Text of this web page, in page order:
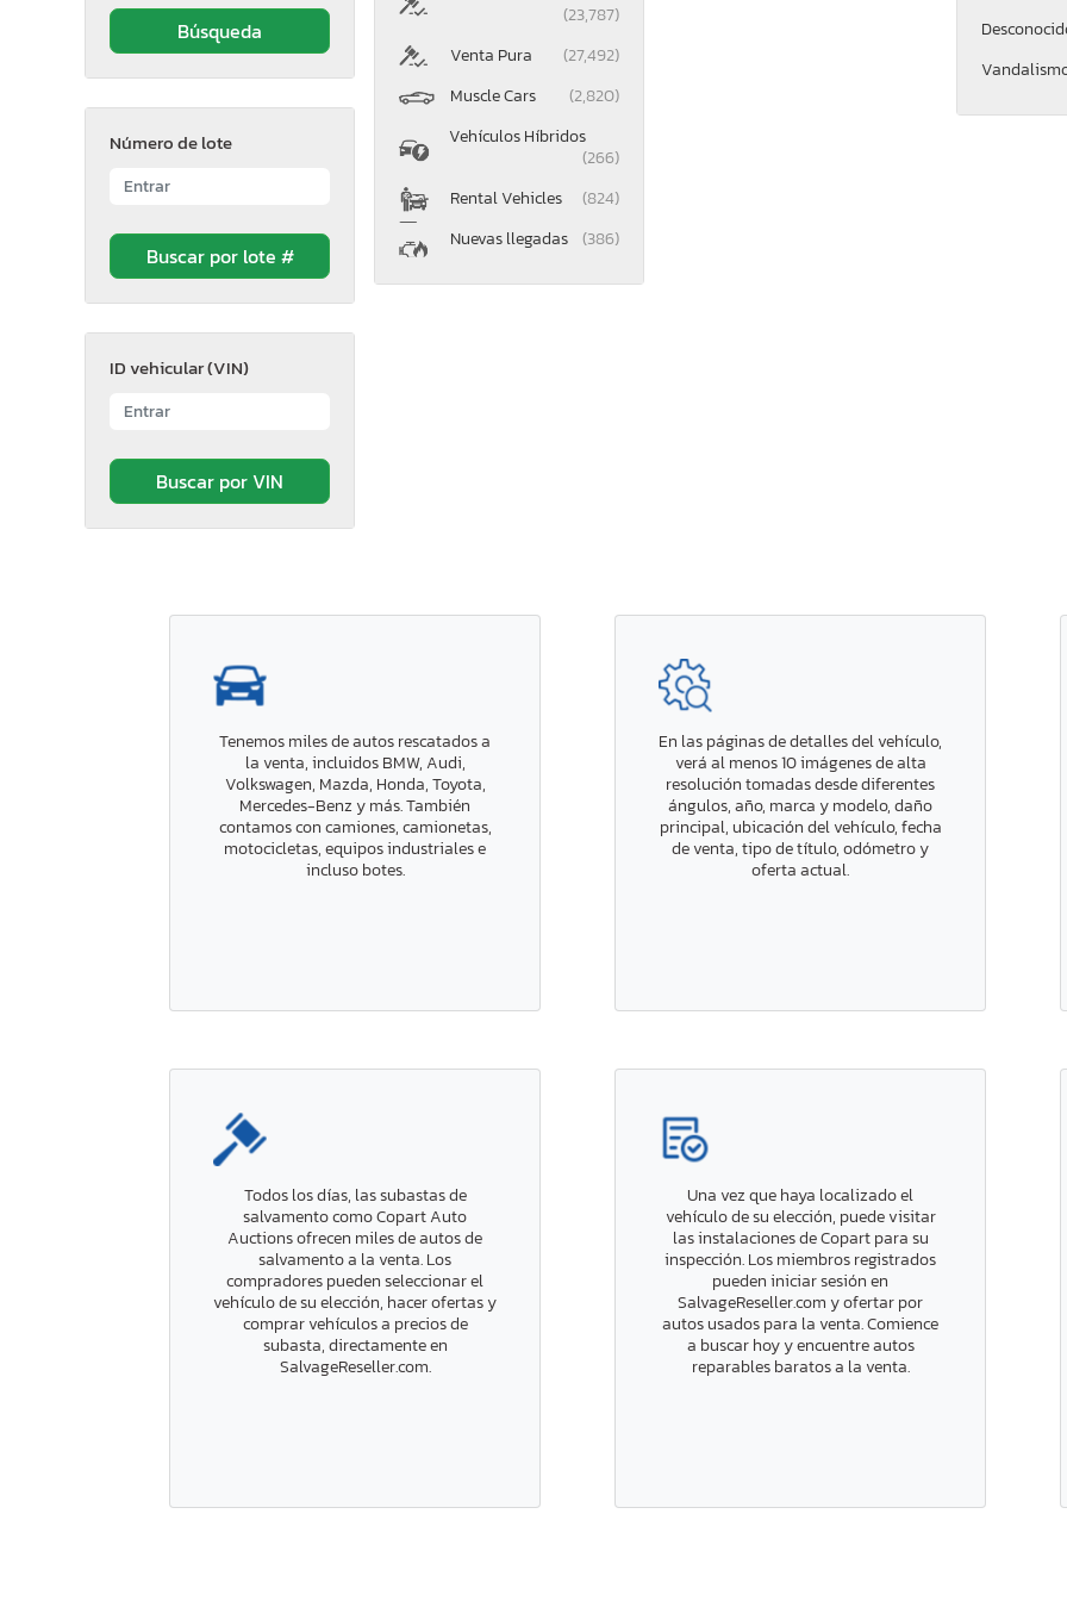
Número de lote
ID vehicular (VIN)
(23,787)
Venta Pura
(27,492)
Muscle Cars
(2,820)
Vehículos Híbridos
(266)
Rental Vehicles
(824)
Nuevas llegadas (386)
Tenemos miles de autos rescatados a
la venta, incluidos BMW, Audi,
Volkswagen, Mazda, Honda, Toyota,
Mercedes-Benz y más. También
contamos con camiones, camionetas,
motocicletas, equipos industriales e
incluso botes.
En las páginas de detalles del vehículo,
verá al menos 10 imágenes de alta
resolución tomadas desde diferentes
ángulos, año, marca y modelo, daño
principal, ubicación del vehículo, fecha
de venta, tipo de título, odómetro y
oferta actual.
Todos los días, las subastas de
salvamento como Copart Auto
Auctions ofrecen miles de autos de
salvamento a la venta. Los
compradores pueden seleccionar el
vehículo de su elección, hacer ofertas y
comprar vehículos a precios de
subasta, directamente en
SalvageReseller.com.
Una vez que haya localizado el
vehículo de su elección, puede visitar
las instalaciones de Copart para su
inspección. Los miembros registrados
pueden iniciar sesión en
SalvageReseller.com y ofertar por
autos usados para la venta. Comience
a buscar hoy y encuentre autos
reparables baratos a la venta.